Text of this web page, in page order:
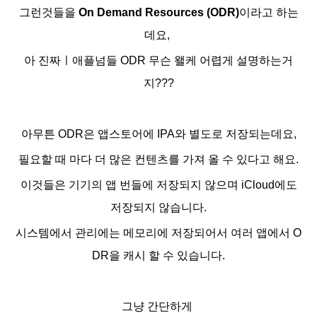
그런것들을 On Demand Resources (ODR)이라고 하는
데요,
아 진짜ㅣ애플넘들 ODR 무슨 왤케 어렵게 설명하는거
지???
아무튼 ODR은 앱스토어에 IPA와 별도로 저장되는데요,
필요할 때 마다 더 많은 컨텐츠를 가져 올 수 있다고 해요.
이것들은 기기의 앱 번들에 저장되지 않으며 iCloud에도
저장되지 않습니다.
시스템에서 관리에는 메모리에 저장되어서 여러 앱에서 O
DR을 캐시 할 수 있습니다.
그냥 간단하게